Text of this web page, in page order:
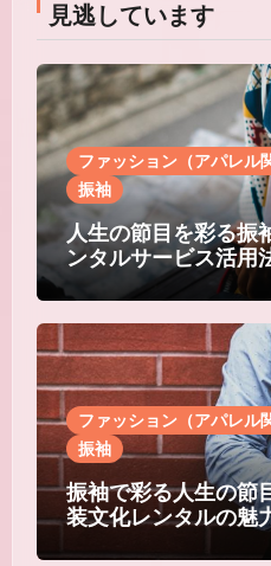
見逃しています
ファッション（アパレル
振袖
人生の節目を彩る振
ンタルサービス活用
ファッション（アパレル
振袖
振袖で彩る人生の節
装文化レンタルの魅